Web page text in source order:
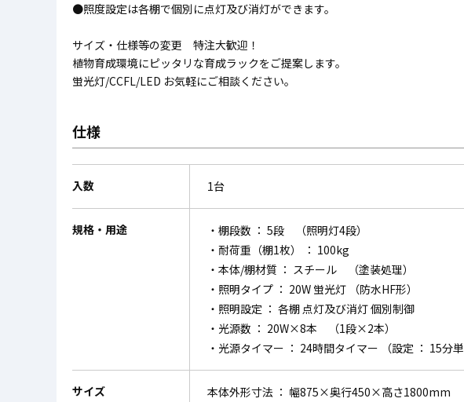
●照度設定は各棚で個別に点灯及び消灯ができます。
サイズ・仕様等の変更 特注大歓迎！
植物育成環境にピッタリな育成ラックをご提案します。
蛍光灯/CCFL/LED お気軽にご相談ください。
仕様
入数 1台
規格・用途
・棚段数 ： 5段 （照明灯4段）
・耐荷重（棚1枚） ： 100kg
・本体/棚材質 ： スチール （塗装処理）
・照明タイプ ： 20W 蛍光灯 （防水HF形）
・照明設定 ： 各棚 点灯及び消灯 個別制御
・光源数 ： 20W×8本 （1段×2本）
・光源タイマー ： 24時間タイマー （設定 ： 15分単
サイズ
本体外形寸法 ： 幅875×奥行450×高さ1800mm